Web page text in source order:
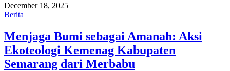
December 18, 2025
Berita
Menjaga Bumi sebagai Amanah: Aksi
Ekoteologi Kemenag Kabupaten
Semarang dari Merbabu